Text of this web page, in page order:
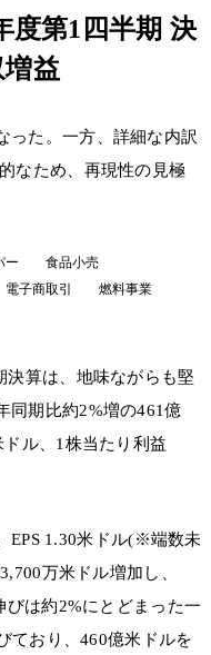
度第1四半期 決
益
った。一方、詳細な内訳
なため、再現性の見極
ー
食品小売
電子商取引
燃料事業
決算は、地味ながらも堅
同期比約2%増の461億
ル、1株当たり利益
EPS 1.30米ドル(※端数未
万米ドル増加し、
びは約2%にとどまった一
ており、460億米ドルを